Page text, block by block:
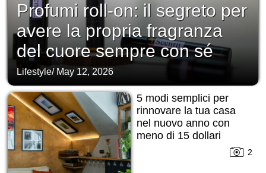
Profumi roll-on: il segreto per
avere la propria fragranza
del cuore sempre con sé
Lifestyle/ May 12, 2026
5 modi semplici per
rinnovare la tua casa
nel nuovo anno con
meno di 15 dollari
2